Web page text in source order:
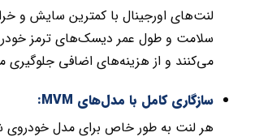
لنت‌های اورجینال با کمترین سایش و
سلامت و طول عمر دیسک‌های ترمز
می‌کنند و از هزینه‌های اضافی جلوگیری
سازگاری کامل با مدل‌های MVM: